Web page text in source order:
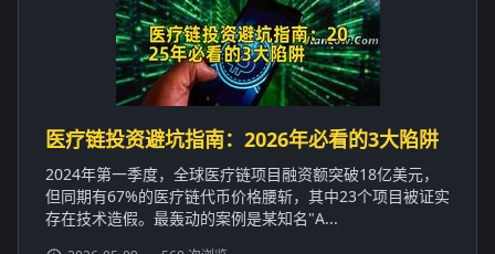
医疗链投资避坑指南：2026年必看的3大陷阱
2024年第一季度，全球医疗链项目融资额突破18亿美元，
但同期有67%的医疗链代币价格腰斩，其中23个项目被证实
存在技术造假。最轰动的案例是某知名"A...